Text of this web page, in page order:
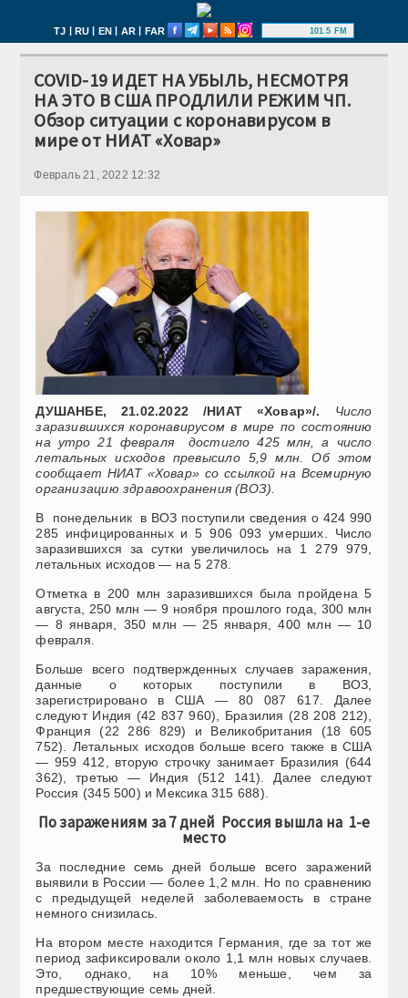
TJ | RU | EN | AR | FAR 101.5 FM
COVID-19 ИДЕТ НА УБЫЛЬ, НЕСМОТРЯ
НА ЭТО В США ПРОДЛИЛИ РЕЖИМ ЧП.
Обзор ситуации с коронавирусом в
мире от НИАТ «Ховар»
Февраль 21, 2022 12:32
ДУШАНБЕ, 21.02.2022 /НИАТ «Ховар»/.
Число
заразившихся коронавирусом в мире по состоянию
на утро 21 февраля достигло 425 млн, а число
летальных исходов превысило 5,9 млн. Об этом
сообщает НИАТ «Ховар» со ссылкой на Всемирную
организацию здравоохранения (ВОЗ).
В понедельник в ВОЗ поступили сведения о 424 990
285 инфицированных и 5 906 093 умерших. Число
заразившихся за сутки увеличилось на 1 279 979,
летальных исходов — на 5 278.
Отметка в 200 млн заразившихся была пройдена 5
августа, 250 млн — 9 ноября прошлого года, 300 млн
— 8 января, 350 млн — 25 января, 400 млн — 10
февраля.
Больше всего подтвержденных случаев заражения,
данные о которых поступили в ВОЗ,
зарегистрировано в США — 80 087 617. Далее
следуют Индия (42 837 960), Бразилия (28 208 212),
Франция (22 286 829) и Великобритания (18 605
752). Летальных исходов больше всего также в США
— 959 412, вторую строчку занимает Бразилия (644
362), третью — Индия (512 141). Далее следуют
Россия (345 500) и Мексика 315 688).
По заражениям за 7 дней Россия вышла на 1-е
место
За последние семь дней больше всего заражений
выявили в России — более 1,2 млн. Но по сравнению
с предыдущей неделей заболеваемость в стране
немного снизилась.
На втором месте находится Германия, где за тот же
период зафиксировали около 1,1 млн новых случаев.
Это, однако, на 10% меньше, чем за
предшествующие семь дней.